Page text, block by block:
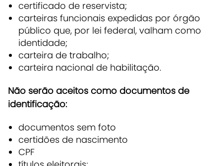
certificado de reservista;
carteiras funcionais expedidas por órgão
público que, por lei federal, valham como
identidade;
carteira de trabalho;
carteira nacional de habilitação.
Não serão aceitos como documentos de
identificação:
documentos sem foto
certidões de nascimento
CPF